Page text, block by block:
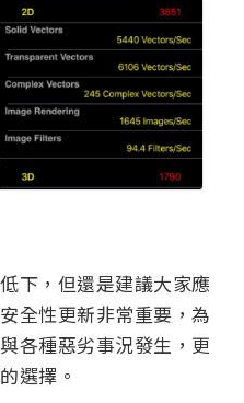
下，但還是建議大家應
全性更新非常重要，為
各種惡劣事況發生，更
選擇。